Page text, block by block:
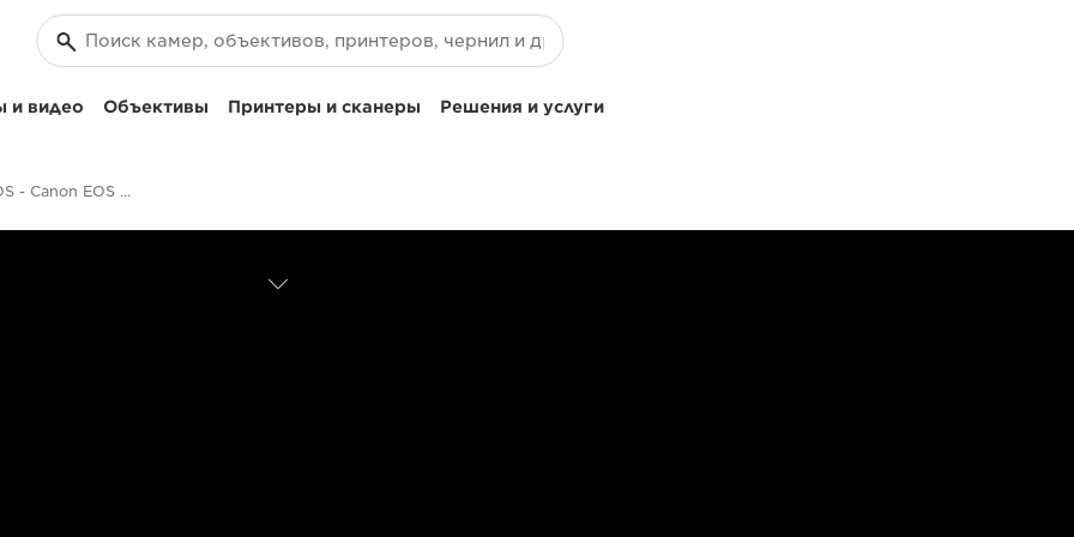
и видео Объективы Принтеры и сканеры Решения и услуги
Качество EOS - Canon EOS M5